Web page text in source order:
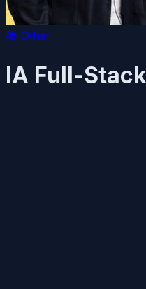
📚 Other
IA Full-